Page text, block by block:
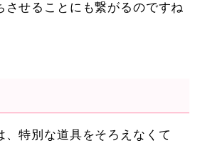
させることにも繋がるのですね
、特別な道具をそろえなくて